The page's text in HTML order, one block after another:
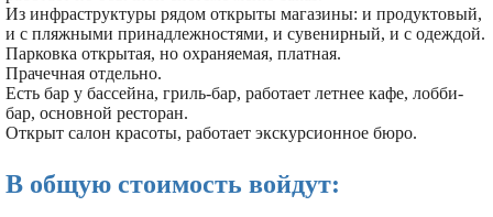
Из инфраструктуры рядом открыты магазины: и продуктовый,
и с пляжными принадлежностями, и сувенирный, и с одеждой.
Парковка открытая, но охраняемая, платная.
Прачечная отдельно.
Есть бар у бассейна, гриль-бар, работает летнее кафе, лобби-
бар, основной ресторан.
Открыт салон красоты, работает экскурсионное бюро.
В общую стоимость войдут: